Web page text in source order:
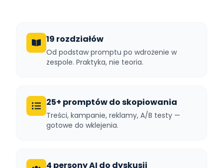
19 rozdziałów
Od podstaw promptu po wdrożenie w
zespole. Praktyka, nie teoria.
25+ promptów do skopiowania
Treści, kampanie, reklamy, A/B testy —
gotowe do wklejenia.
4 persony AI do dyskusji